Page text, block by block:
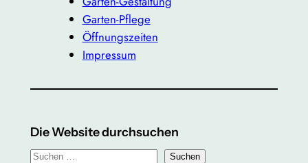
Garten-Pflege
Öffnungszeiten
Impressum
Die Website durchsuchen
S
Suchen